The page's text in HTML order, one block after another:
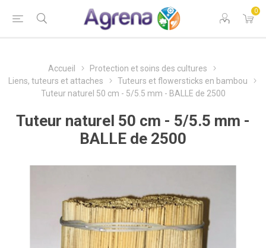
0
Accueil
Protection et soins des cultures
Liens, tuteurs et attaches
Tuteurs et flowersticks en bambou
Tuteur naturel 50 cm - 5/5.5 mm - BALLE de 2500
Tuteur naturel 50 cm - 5/5.5 mm -
BALLE de 2500